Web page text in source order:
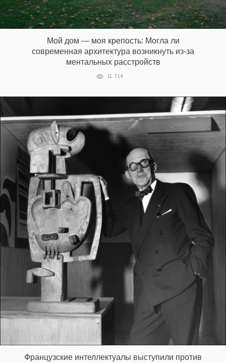
Мой дом — моя крепость: Могла ли
современная архитектура возникнуть из-за
ментальных расстройств
11 716
Французские интеллектуалы выступили против